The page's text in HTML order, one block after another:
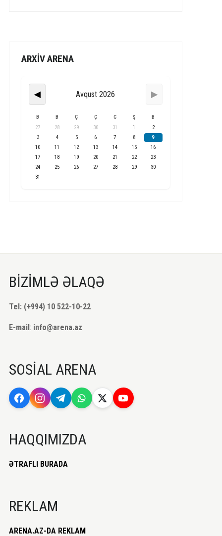
ARXİV ARENA
◀ Avqust 2026 ▶
B B Ç Ç C Ş B
27 28 29 30 31 1
2
3
4 5 6 7 8
9
10
11 12 13 14 15
16
17
18 19 20 21 22
23
24
25 26 27 28 29
30
31
BİZİMLƏ ƏLAQƏ
Tel: (+994) 10 522-10-22
E-mail: info@arena.az
SOSİAL ARENA
HAQQIMIZDA
ƏTRAFLI BURADA
REKLAM
ARENA.AZ-DA REKLAM